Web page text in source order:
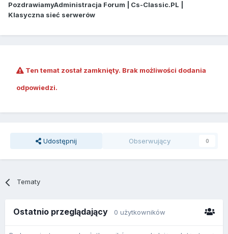
PozdrawiamyAdministracja Forum | Cs-Classic.PL |
Klasyczna sieć serwerów
Ten temat został zamknięty. Brak możliwości dodania
odpowiedzi.
Udostępnij Obserwujący 0
Tematy
Ostatnio przeglądający 0 użytkowników